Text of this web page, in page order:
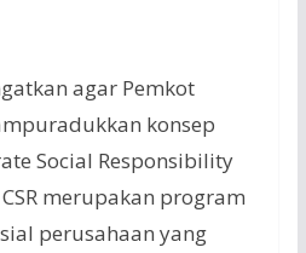
agar Pemkot
konsep
Social Responsibility
merupakan program
perusahaan yang